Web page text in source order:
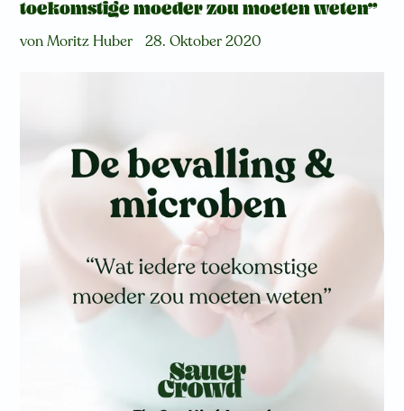
toekomstige moeder zou moeten weten”
von Moritz Huber 28. Oktober 2020